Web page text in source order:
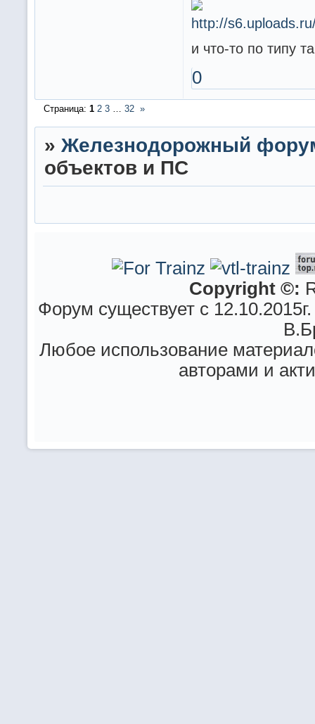
и что-то по типу
0
Страница: 1 2 3 … 32 »
» Железнодорожный
объектов и ПС
Copyright ©:
Форум существует с
Любое использование
авторами и